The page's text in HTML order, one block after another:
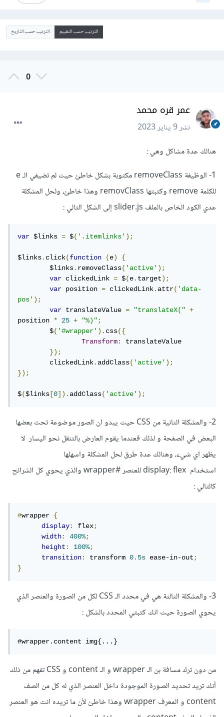
الترتيب حسب التقييم الترتيب حسب التاريخ
0
عمر قره محمد
نشر9 يناير 2023
هنالك عدة مشاكل وهي
1- الوظيفة
removeClass مكتوبة بشكل خاطئ حيث لم تضيفي الـ e
للكلمة remove وكتبتها removClass وهذا خاطئ، ولحل المشكلة
عدي الكود الخاص بالملف slider.js إلى الشكل التالي
var $links = $('.itemlinks');
$links.click(function (e)
{
	$links
.removeClass('active');
var clickedLink = $(e.target);
var position = clickedLink.attr('data-
pos');
var translateValue = "translateX("
+
position * 25 + "%)";
	$
('#wrapper').css({
Transform:
translateValue
});
	clickedLink
.addClass('active');
});
$($links [0]).addClass('active');
2- والمشكلة الثانية من CSS حيث يبدو ان الصور موضوعة تحت بعضها
البعض في الصفحة و لذلك فعندما يقوم العارض بالتنقل نحو اليسار لا
يظهر اي شيء، وهنالك عدة طرق لحل المشكلة واسهلها
استخدام display: flex للعنصر #wrapper والذي يحوي كل الشرائح
كالتالي
#wrapper {
display: flex;
width: 400%;
height: 100%;
transition: transform 0.5s ease-in-out;
}
3- والمشكلة الثالثة هي في محدد الـ CSS لكل من الصورة والعنصر الذي
يحوي الصورة حيث انك كتبتي المحدد بالشكل
#wrapper.content img{...}
من دون ترك مسافة بن الـ wrapper و الـ content و CSS تفهم من ذلك
أنك تريد تحديد الصورة الموجودة داخل العنصر الذي له كل من الصف
content و المعرف wrapper وهذا خاطئ لأن ما تريده انت هو العنصر